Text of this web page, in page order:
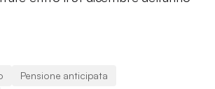
Pensione anticipata